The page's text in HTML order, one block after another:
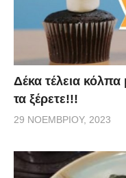
Δέκα τέλεια κόλπα
τα ξέρετε!!!
29 ΝΟΕΜΒΡΊΟΥ, 2023